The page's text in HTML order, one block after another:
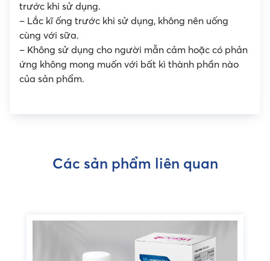
trước khi sử dụng.
– Lắc kĩ ống trước khi sử dụng, không nên uống
cùng với sữa.
– Không sử dụng cho người mẫn cảm hoặc có phản
ứng không mong muốn với bất kì thành phần nào
của sản phẩm.
Các sản phẩm liên quan